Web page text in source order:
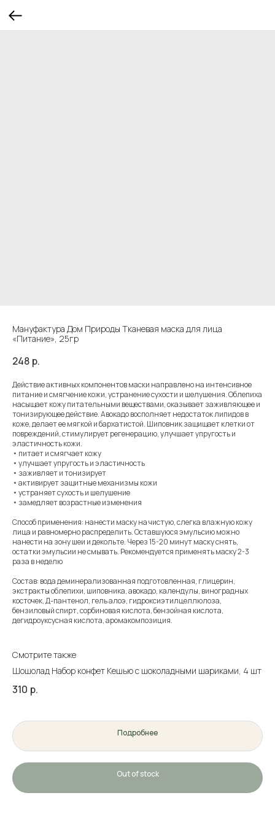
Мануфактура Дом Природы Тканевая маска для лица
«Питание», 25гр
248 р.
Действие активных компонентов маски направлено на интенсивное
питание и смягчение кожи, устранение сухости и шелушения. Облепиха
насыщает кожу питательными веществами, оказывает заживляющее и
тонизирующее действие. Авокадо восполняет недостаток липидов в
коже, делает ее мягкой и бархатистой. Шиповник защищает клетки от
повреждений, стимулирует регенерацию, улучшает упругость и
эластичность кожи.
• питает и смягчает кожу
• улучшает упругость и эластичность
• заживляет и тонизирует
• активирует защитные механизмы кожи
• устраняет сухость и шелушение
• замедляет возрастные изменения
Способ применения: нанести маску на чистую, слегка влажную кожу
лица и равномерно распределить. Оставшуюся эмульсию можно
нанести на зону шеи и декольте. Через 15-20 минут маску снять,
остатки эмульсии не смывать. Рекомендуется применять маску 2-3
раза в неделю
Состав: вода деминерализованная подготовленная, глицерин,
экстракты облепихи, шиповника, авокадо, календулы, виноградных
косточек, Д-пантенол, гель алоэ, гидроксиэтилцеллюлоза,
бензиловый спирт, сорбиновая кислота, бензойная кислота,
дегидроуксусная кислота, аромакомпозиция.
Смотрите также
Шошолад Набор конфет Кешью с шоколадными шариками, 4 шт
310 р.
Подробнее
Out of stock